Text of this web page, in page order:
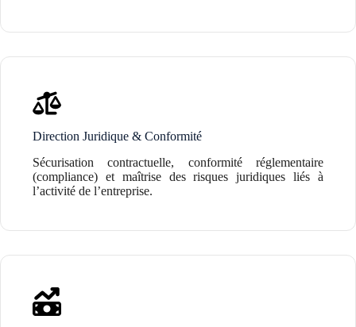
Direction Juridique & Conformité
Sécurisation contractuelle, conformité réglementaire
(compliance) et maîtrise des risques juridiques liés à
l’activité de l’entreprise.